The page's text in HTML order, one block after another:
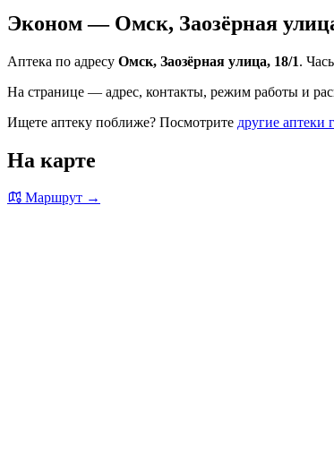
Эконом — Омск, Заозёрная
Аптека по адресу Омск, Заозёрная улица, 18/1.
На странице — адрес, контакты, режим работы и
Ищете аптеку поближе? Посмотрите другие аптеки
На карте
Маршрут →